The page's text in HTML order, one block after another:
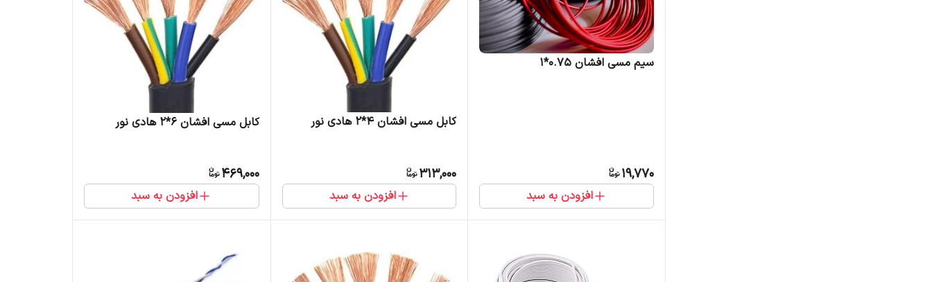
سیم مسی افشان 0.75*1
19,770
افزودن به سبد
کابل مسی افشان 4*2 هادی نور
313,000
افزودن به سبد
کابل مسی افشان 6*2 هادی نور
469,000
افزودن به سبد